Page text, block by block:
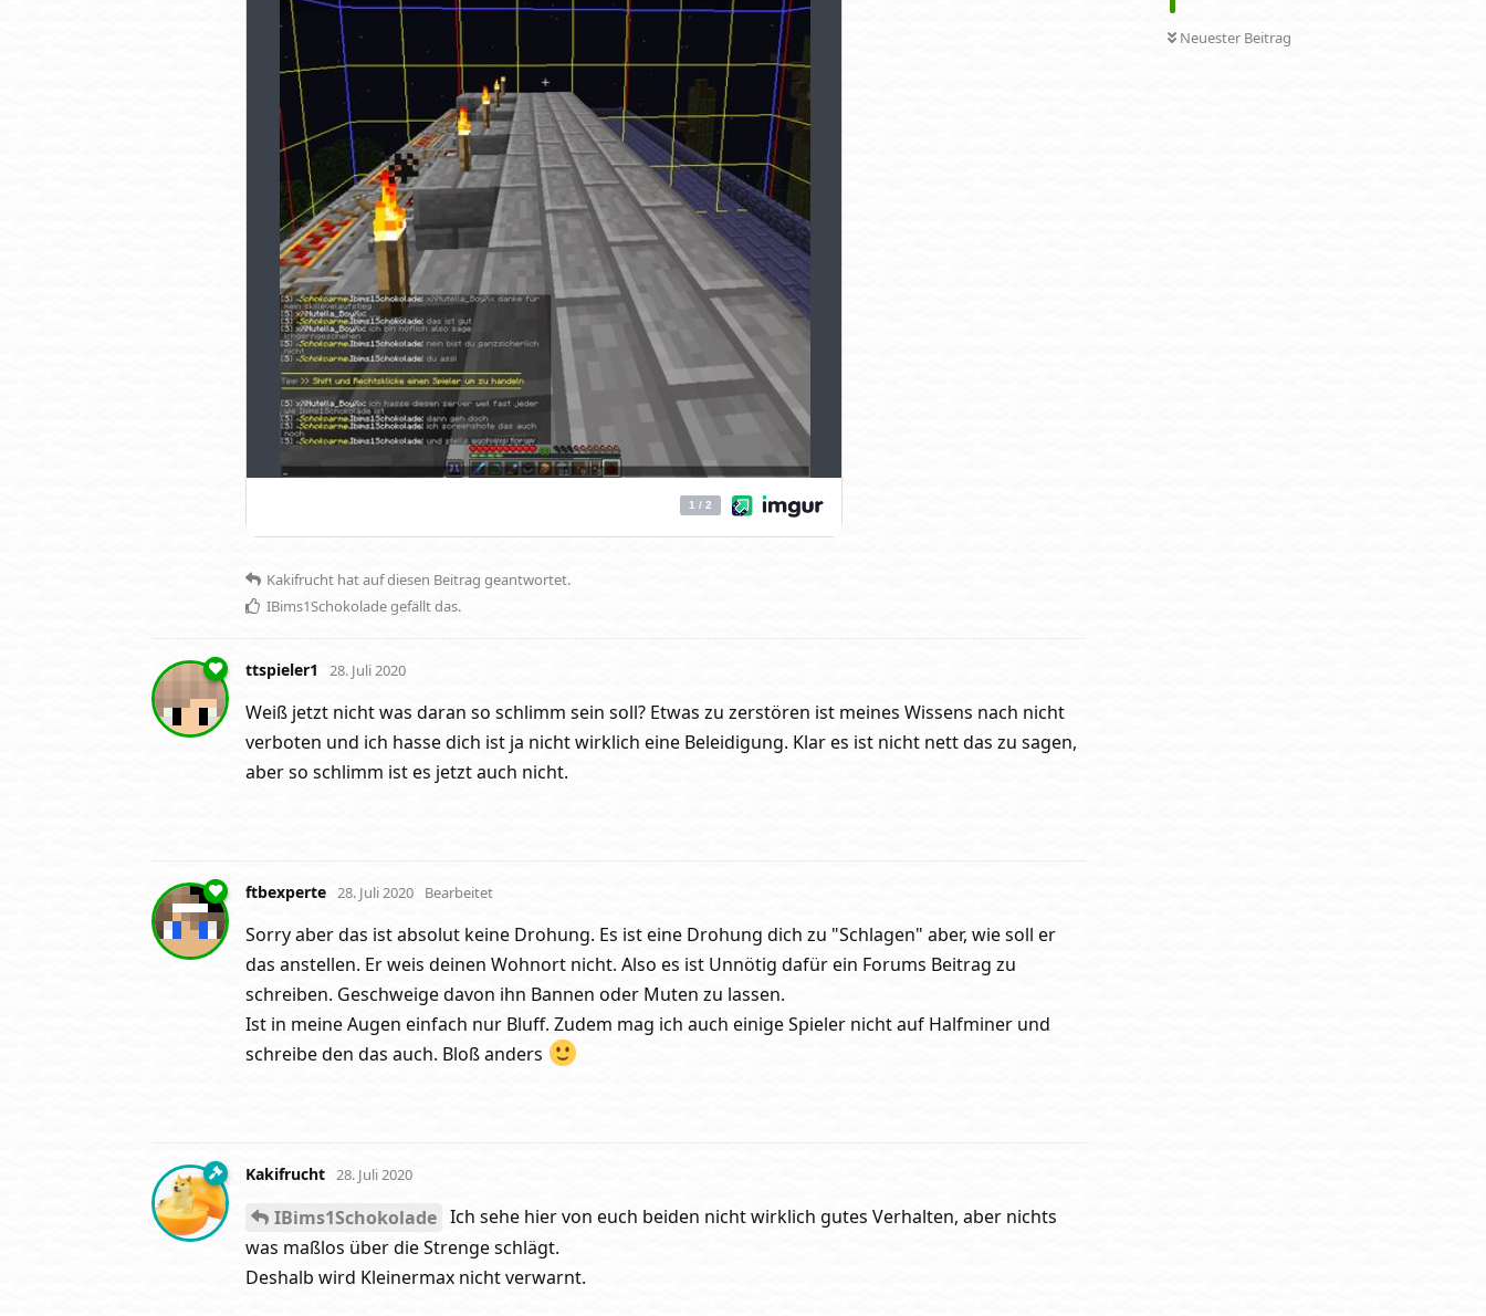
Neuester Beitrag
Kakifrucht hatauf diesen Beitrag geantwortet.
IBims1Schokoladegefällt das.
ttspieler1 28. Juli 2020
Weiß jetzt nicht was daran so schlimm sein soll? Etwas zu zerstören ist meines Wissens nach nicht
verboten und ich hasse dich ist ja nicht wirklich eine Beleidigung. Klar es ist nicht nett das zu sagen,
aber so schlimm ist es jetzt auch nicht.
ftbexperte 28. Juli 2020 Bearbeitet
Sorry aber das ist absolut keine Drohung. Es ist eine Drohung dich zu "Schlagen" aber, wie soll er
das anstellen. Er weis deinen Wohnort nicht. Also es ist Unnötig dafür ein Forums Beitrag zu
schreiben. Geschweige davon ihn Bannen oder Muten zu lassen.
Ist in meine Augen einfach nur Bluff. Zudem mag ich auch einige Spieler nicht auf Halfminer und
schreibe den das auch. Bloß anders
Kakifrucht 28. Juli 2020
IBims1Schokolade Ich sehe hier von euch beiden nicht wirklich gutes Verhalten, aber nichts
was maßlos über die Strenge schlägt.
Deshalb wird Kleinermax nicht verwarnt.